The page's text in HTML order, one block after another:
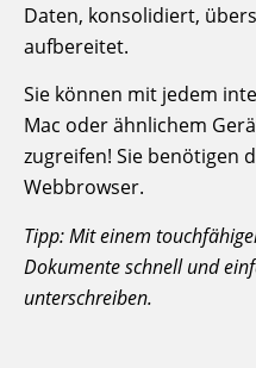
Daten, konsolidiert,
aufbereitet.
Sie können mit jedem
Mac oder ähnlichem
zugreifen! Sie benötigen
Webbrowser.
Tipp: Mit einem
Dokumente schnell und
unterschreiben.